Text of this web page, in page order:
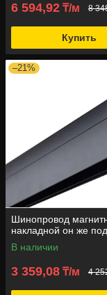
6 594,92 ₸/м 8
Купить
–21%
Шинопровод
накладной он же
В наличии
3 359,08 ₸/м 4